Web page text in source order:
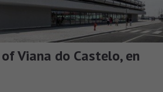
Viana do Castelo, en